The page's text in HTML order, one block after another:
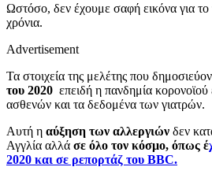
Ωστόσο, δεν έχουμε σαφή εικόνα για το
χρόνια.
Advertisement
Τα στοιχεία της μελέτης που
του 2020 επειδή η πανδημία κορονοϊού
ασθενών και τα δεδομένα των γιατρών.
Αυτή η αύξηση των αλλεργιών δεν
Αγγλία αλλά σε όλο τον κόσμο, όπως έ
2020 και σε ρεπορτάζ του BBC.